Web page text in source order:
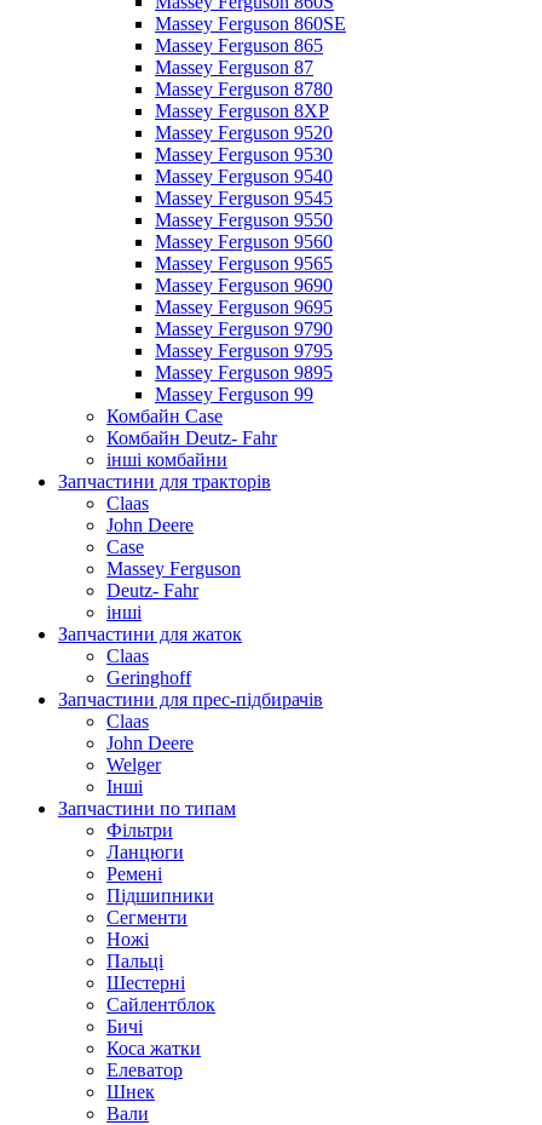
Massey Ferguson 860SE
Massey Ferguson 865
Massey Ferguson 87
Massey Ferguson 8780
Massey Ferguson 8XP
Massey Ferguson 9520
Massey Ferguson 9530
Massey Ferguson 9540
Massey Ferguson 9545
Massey Ferguson 9550
Massey Ferguson 9560
Massey Ferguson 9565
Massey Ferguson 9690
Massey Ferguson 9695
Massey Ferguson 9790
Massey Ferguson 9795
Massey Ferguson 9895
Massey Ferguson 99
Комбайн Case
Комбайн Deutz- Fahr
інші комбайни
Запчастини для тракторів
Claas
John Deere
Case
Massey Ferguson
Deutz- Fahr
інші
Запчастини для жаток
Claas
Geringhoff
Запчастини для прес-підбирачів
Claas
John Deere
Welger
Інші
Запчастини по типам
Фільтри
Ланцюги
Ремені
Підшипники
Сегменти
Ножі
Пальці
Шестерні
Сайлентблок
Бичі
Коса жатки
Елеватор
Шнек
Вали